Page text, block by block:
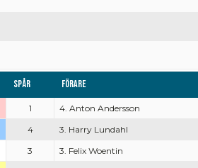
Spår Förare
1
4. Anton Andersson
4
3. Harry Lundahl
3
3. Felix Woentin